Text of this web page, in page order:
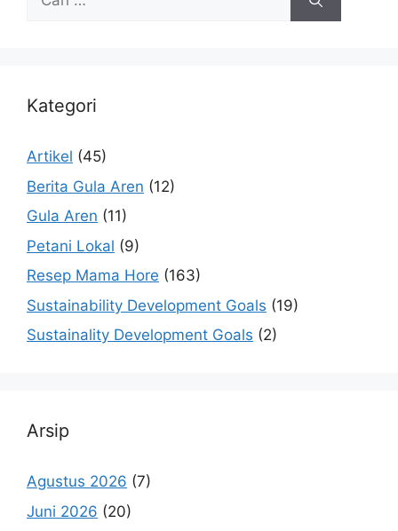
Kategori
Artikel (45)
Berita Gula Aren (12)
Gula Aren (11)
Petani Lokal (9)
Resep Mama Hore (163)
Sustainability Development Goals (19)
Sustainality Development Goals (2)
Arsip
Agustus 2026 (7)
Juni 2026 (20)